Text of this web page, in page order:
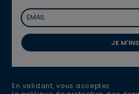
JE
En validant, vous acceptez